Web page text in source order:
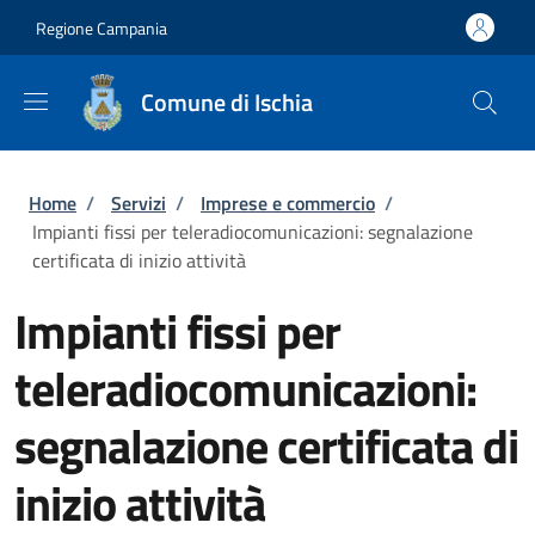
Regione Campania
Comune di Ischia
Briciole di pane
Home / Servizi / Imprese e commercio /
Impianti fissi per teleradiocomunicazioni: segnalazione
certificata di inizio attività
Impianti fissi per
teleradiocomunicazioni:
segnalazione certificata di
inizio attività